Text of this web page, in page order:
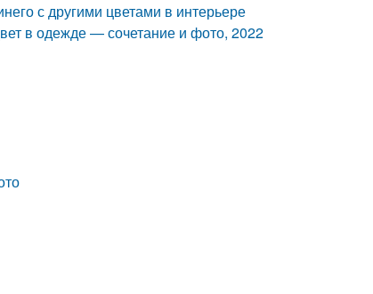
с другими цветами в интерьере
в одежде — сочетание и фото, 2022